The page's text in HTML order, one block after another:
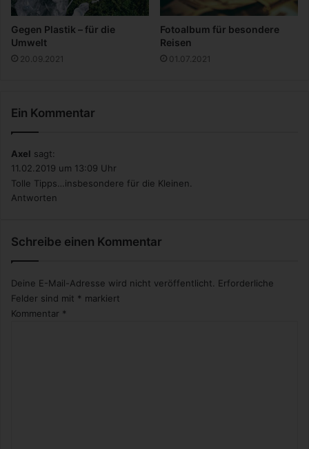
Gegen Plastik – für die
Umwelt
20.09.2021
Fotoalbum für besondere
Reisen
01.07.2021
Ein Kommentar
Axel sagt:
11.02.2019 um 13:09 Uhr
Tolle Tipps…insbesondere für die Kleinen.
Antworten
Schreibe einen Kommentar
Deine E-Mail-Adresse wird nicht veröffentlicht. Erforderliche
Felder sind mit * markiert
Kommentar *